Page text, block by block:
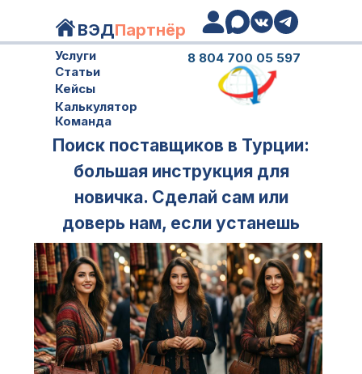
ВЭДПартнёр
8 804 700 05 597
Услуги
Статьи
Кейсы
Калькулятор
Команда
Поиск поставщиков в Турции:
большая инструкция для
новичка. Сделай сам или
доверь нам, если устанешь